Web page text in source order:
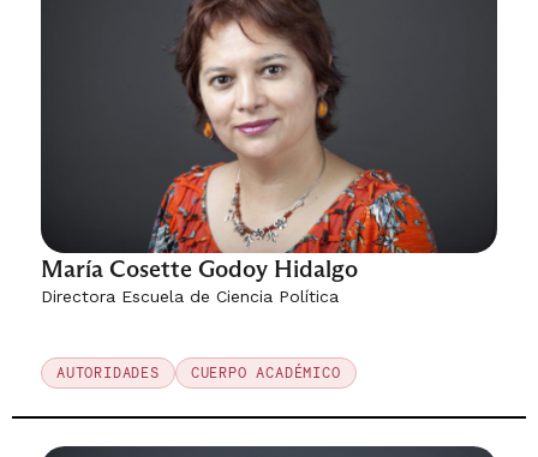
María Cosette Godoy Hidalgo
Directora Escuela de Ciencia Política
AUTORIDADES CUERPO ACADÉMICO